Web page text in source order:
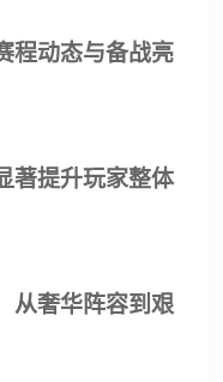
程动态与备战亮
著提升玩家整体
从奢华阵容到艰